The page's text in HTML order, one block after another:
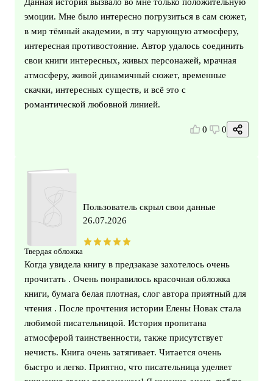
эмоции. Мне было интересно погрузиться в сам сюжет,
в мир тёмный академии, в эту чарующую атмосферу,
интересная противостояние. Автор удалось соединить
свои книги интересных, живых персонажей, мрачная
атмосферу, живой динамичный сюжет, временные
скачки, интересных существ, и всё это с
романтической любовной линией.
0 0
Твердая обложка
Пользователь скрыл свои данные
26.07.2026
Когда увидела книгу в предзаказе захотелось очень
прочитать . Очень понравилось красочная обложка
книги, бумага белая плотная, слог автора приятный для
чтения . После прочтения истории Елены Новак стала
любимой писательницой. История пропитана
атмосферой таинственности, также присутствует
нечисть. Книга очень затягивает. Читается очень
быстро и легко. Приятно, что писательница уделяет